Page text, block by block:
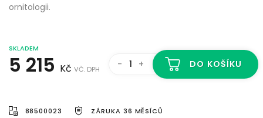
ornitologii.
SKLADEM
5 215 Kč VČ. DPH - + DO KOŠÍKU
88500023 ZÁRUKA 36 MĚSÍCŮ